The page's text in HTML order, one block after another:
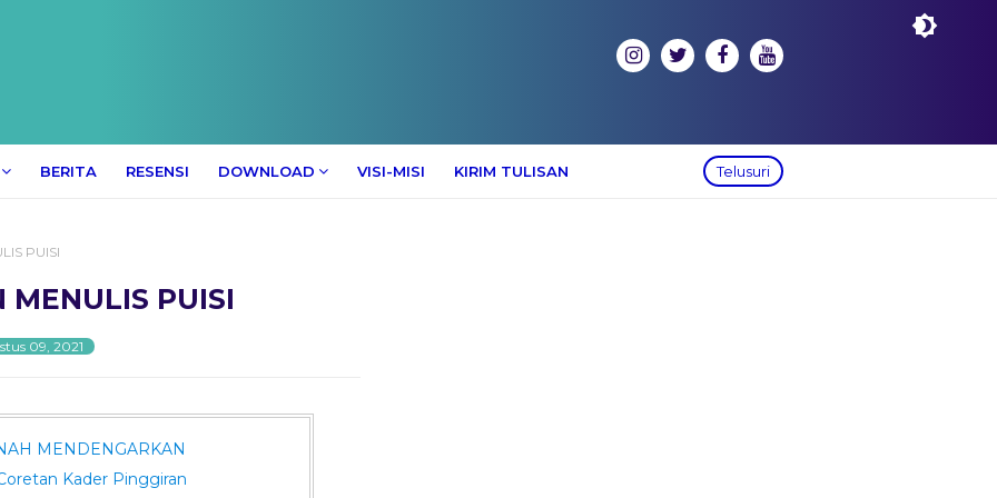
BERITA RESENSI DOWNLOAD VISI-MISI KIRIM TULISAN Telusuri
PUISI
MENULIS PUISI
09, 2021
MENDENGARKAN
Kader Pinggiran